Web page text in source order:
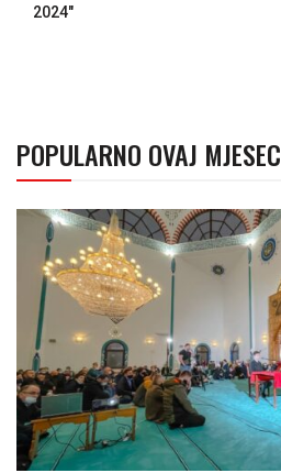
2024"
POPULARNO OVAJ MJESEC